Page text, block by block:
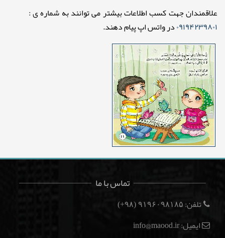
علاقمندان جهت کسب اطلاعات بیشتر می توانند به شماره ی :
۰۹۱۹۴۲۳۹۸۰۱در واتس اپ پیام دهند.
تماس با ما
تلفن: ۹۱۹۶۰۹۸۱۸۵ (۹۸+)
ایمیل: info@maood.ir